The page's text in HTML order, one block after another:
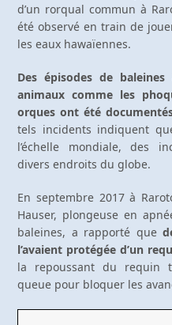
d’un rorqual commun à
été observé en train de
les eaux hawaïennes.
Des épisodes de
animaux comme les
orques ont été
tels incidents indiquent
l’échelle mondiale, des
divers endroits du globe.
En septembre 2017 à
Hauser, plongeuse en
baleines, a rapporté que
l’avaient protégée d’un
la repoussant du requin
queue pour bloquer les